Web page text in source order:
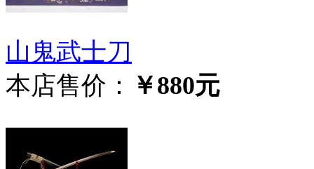
山鬼武士刀
本店售价： ￥880元